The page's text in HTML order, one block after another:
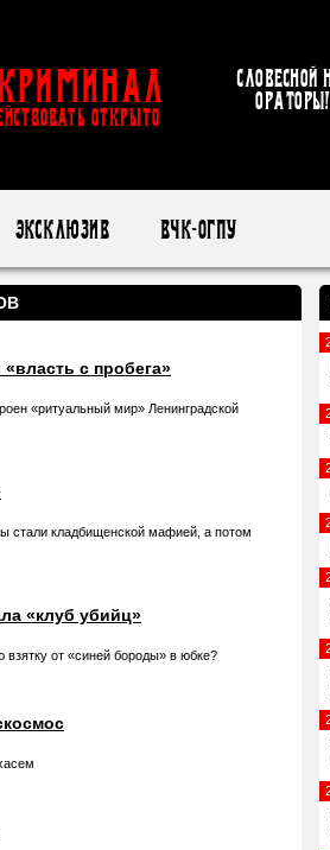
ОТКРЫТО
Словесной
Эксклюзив ВЧК-ОГПУ
с пробега»
«ритуальный мир» Ленинградской
стали кладбищенской мафией, а потом
«клуб убийц»
от «синей бороды» в юбке?